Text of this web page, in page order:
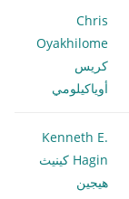
Chris
Oyakhilome
كريس
أوياكيلومي
Kenneth E.
Hagin كينيث
هيجين